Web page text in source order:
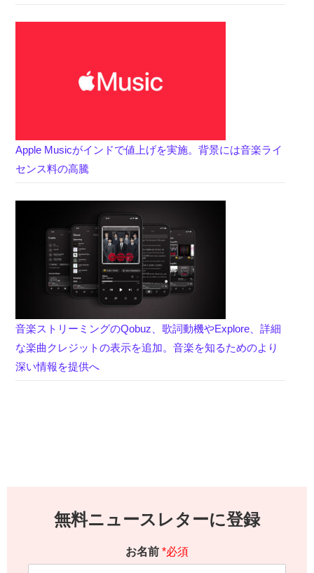
Apple Musicがインドで値上げを実施。背景には音楽ライ
センス料の高騰
音楽ストリーミングのQobuz、歌詞動機やExplore、詳細
な楽曲クレジットの表示を追加。音楽を知るためのより
深い情報を提供へ
無料ニュースレターに登録
お名前 *必須